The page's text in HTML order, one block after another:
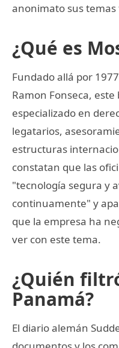
anonimato sus
¿Qué es
Fundado allá por
Ramon Fonseca,
especializado en
legatarios,
estructuras
constatan que las
"tecnología segura y
continuamente" y
que la empresa ha
ver con este tema.
¿Quién
Panamá?
El diario alemán